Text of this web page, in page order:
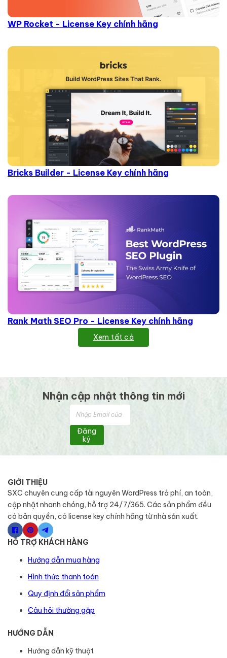
WP Rocket - License Key chính hãng
Bricks Builder - License Key chính hãng
Rank Math SEO Pro - License Key chính hãng
Xem tất cả
Nhận cập nhật thông tin mới
Đăng
ký
GIỚI THIỆU
SXC chuyên cung cấp tài nguyên WordPress trả phí, an toàn,
cập nhật nhanh chóng, hỗ trợ 24/7/365. Các sản phẩm đều
có bản quyền, có license key chính hãng từ nhà sản xuất.
HỖ TRỢ KHÁCH HÀNG
Hướng dẫn mua hàng
Hình thức thanh toán
Quy định đổi sản phẩm
Câu hỏi thường gặp
HƯỚNG DẪN
Hướng dẫn kỹ thuật